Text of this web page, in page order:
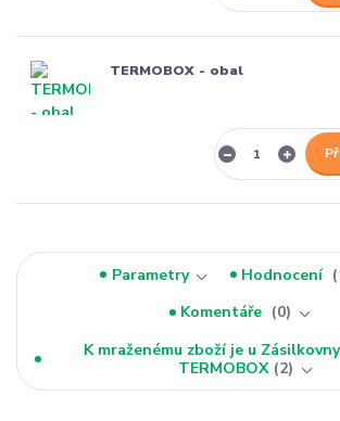
TERMOBOX - obal
Parametry Hodnocení
Komentáře
0
K mraženému zboží je u
TERMOBOX 2